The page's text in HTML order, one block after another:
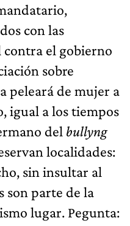
con las
el gobierno
sobre
peleará de mujer a
igual a los tiempos
del bullyng
localidades:
sin insultar al
son parte de la
lugar. Pegunta: